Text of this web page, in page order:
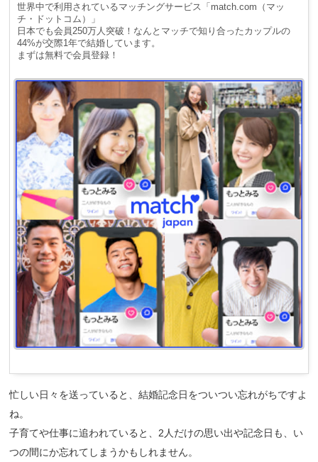
世界中で利用されているマッチングサービス「match.com（マッ
チ・ドットコム）」
日本でも会員250万人突破！なんとマッチで知り合ったカップルの
44%が交際1年で結婚しています。
まずは無料で会員登録！
忙しい日々を送っていると、結婚記念日をついつい忘れがちですよ
ね。
子育てや仕事に追われていると、2人だけの思い出や記念日も、い
つの間にか忘れてしまうかもしれません。